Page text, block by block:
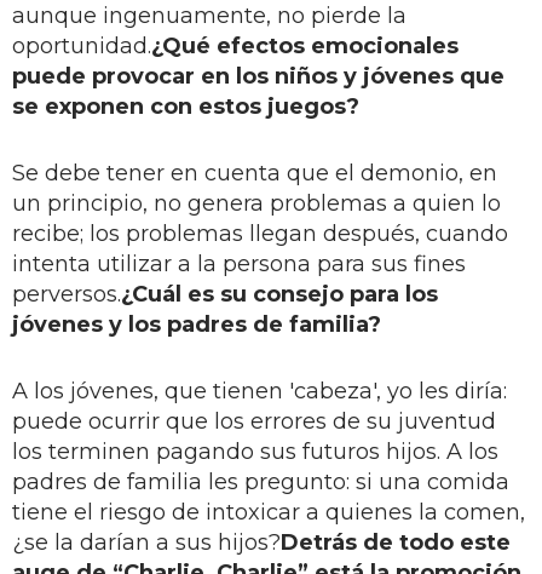
aunque ingenuamente, no pierde la
oportunidad.¿Qué efectos emocionales
puede provocar en los niños y jóvenes que
se exponen con estos juegos?
Se debe tener en cuenta que el demonio, en
un principio, no genera problemas a quien lo
recibe; los problemas llegan después, cuando
intenta utilizar a la persona para sus fines
perversos.¿Cuál es su consejo para los
jóvenes y los padres de familia?
A los jóvenes, que tienen 'cabeza', yo les diría:
puede ocurrir que los errores de su juventud
los terminen pagando sus futuros hijos. A los
padres de familia les pregunto: si una comida
tiene el riesgo de intoxicar a quienes la comen,
¿se la darían a sus hijos?Detrás de todo este